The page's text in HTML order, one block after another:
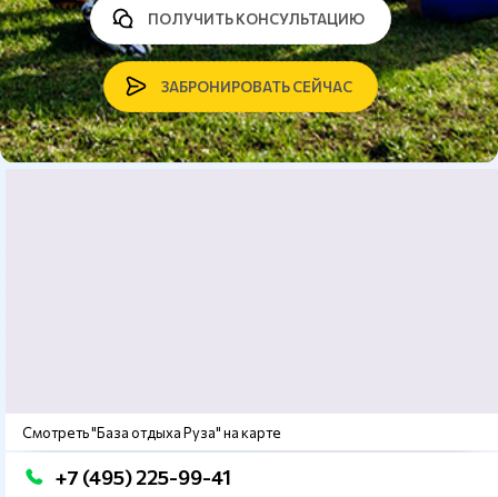
ЗАБРОНИРОВАТЬ СЕЙЧАС
ПОЛУЧИТЬ КОНСУЛЬТАЦИЮ
Смотреть "База отдыха Руза" на карте
+7 (495) 225-99-41